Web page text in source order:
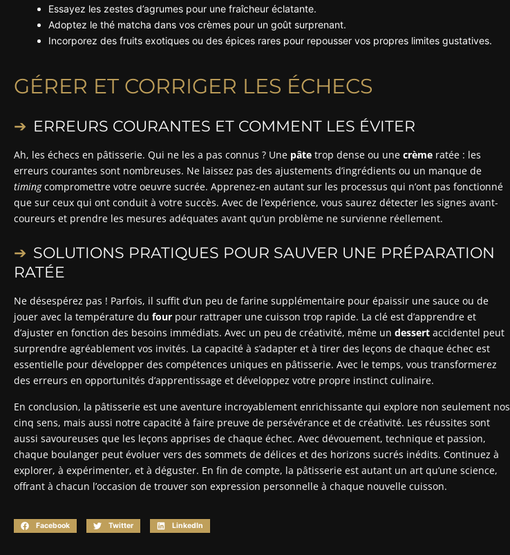
Essayez les zestes d’agrumes pour une fraîcheur éclatante.
Adoptez le thé matcha dans vos crèmes pour un goût surprenant.
Incorporez des fruits exotiques ou des épices rares pour repousser vos propres limites gustatives.
GÉRER ET CORRIGER LES ÉCHECS
ERREURS COURANTES ET COMMENT LES ÉVITER
Ah, les échecs en pâtisserie. Qui ne les a pas connus ? Une pâte trop dense ou une crème ratée : les
erreurs courantes sont nombreuses. Ne laissez pas des ajustements d’ingrédients ou un manque de
timingcompromettre votre oeuvre sucrée. Apprenez-en autant sur les processus qui n’ont pas fonctionné
que sur ceux qui ont conduit à votre succès. Avec de l’expérience, vous saurez détecter les signes avant-
coureurs et prendre les mesures adéquates avant qu’un problème ne survienne réellement.
SOLUTIONS PRATIQUES POUR SAUVER UNE PRÉPARATION
RATÉE
Ne désespérez pas ! Parfois, il suffit d’un peu de farine supplémentaire pour épaissir une sauce ou de
jouer avec la température du four pour rattraper une cuisson trop rapide. La clé est d’apprendre et
d’ajuster en fonction des besoins immédiats. Avec un peu de créativité, même un dessert accidentel peut
surprendre agréablement vos invités. La capacité à s’adapter et à tirer des leçons de chaque échec est
essentielle pour développer des compétences uniques en pâtisserie. Avec le temps, vous transformerez
des erreurs en opportunités d’apprentissage et développez votre propre instinct culinaire.
En conclusion, la pâtisserie est une aventure incroyablement enrichissante qui explore non seulement nos
cinq sens, mais aussi notre capacité à faire preuve de persévérance et de créativité. Les réussites sont
aussi savoureuses que les leçons apprises de chaque échec. Avec dévouement, technique et passion,
chaque boulanger peut évoluer vers des sommets de délices et des horizons sucrés inédits. Continuez à
explorer, à expérimenter, et à déguster. En fin de compte, la pâtisserie est autant un art qu’une science,
offrant à chacun l’occasion de trouver son expression personnelle à chaque nouvelle cuisson.
Facebook Twitter LinkedIn